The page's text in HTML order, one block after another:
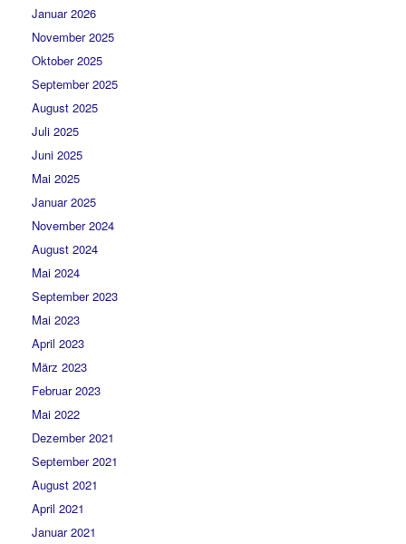
Januar 2026
November 2025
Oktober 2025
September 2025
August 2025
Juli 2025
Juni 2025
Mai 2025
Januar 2025
November 2024
August 2024
Mai 2024
September 2023
Mai 2023
April 2023
März 2023
Februar 2023
Mai 2022
Dezember 2021
September 2021
August 2021
April 2021
Januar 2021